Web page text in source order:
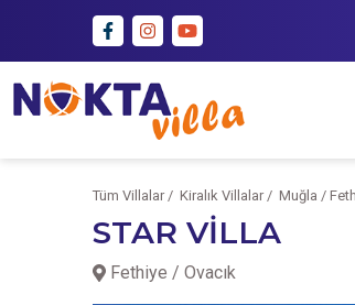
Tüm Villalar / Kiralık Villalar / Muğla /
STAR VİLLA
Fethiye / Ovacık